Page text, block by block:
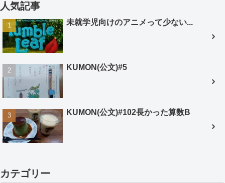
人気記事
未就学児向けのアニメって少ない...
KUMON(公文)#5
KUMON(公文)#102長かった算数B
カテゴリー